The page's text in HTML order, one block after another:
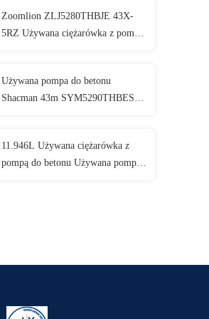
Zoomlion ZLJ5280THBJE 43X-
5RZ Używana ciężarówka z pompą
Używana pompa do betonu
Shacman 43m SYM5290THBES
11.946L Używana ciężarówka z
pompą do betonu Używana pompa